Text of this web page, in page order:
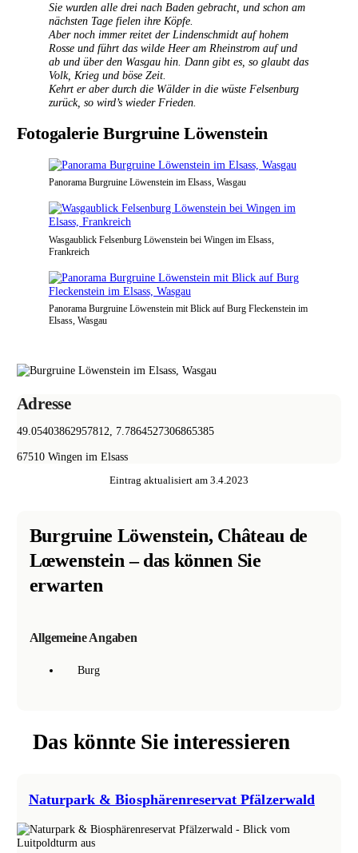
Sie wurden alle drei nach Baden gebracht, und schon am
nächsten Tage fielen ihre Köpfe.
Aber noch immer reitet der Lindenschmidt auf hohem
Rosse und führt das wilde Heer am Rheinstrom auf und
ab und über den Wasgau hin. Dann gibt es, so glaubt das
Volk, Krieg und böse Zeit.
Kehrt er aber durch die Wälder in die wüste Felsenburg
zurück, so wird’s wieder Frieden.
Fotogalerie Burgruine Löwenstein
Panorama Burgruine Löwenstein im Elsass, Wasgau
Wasgaublick Felsenburg Löwenstein bei Wingen im Elsass,
Frankreich
Panorama Burgruine Löwenstein mit Blick auf Burg Fleckenstein im
Elsass, Wasgau
Adresse
49.05403862957812, 7.7864527306865385
67510 Wingen im Elsass
Eintrag aktualisiert am 3.4.2023
Burgruine Löwenstein, Château de
Lœwenstein– das können Sie
erwarten
Allgemeine Angaben
Burg
Das könnte Sie interessieren
Naturpark & Biosphärenreservat Pfälzerwald